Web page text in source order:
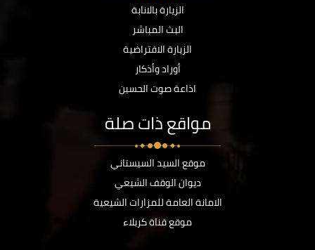
الزيارة بالانابة
البث المباشر
الزيارة الافتراضية
أوراد وأذكار
اذاعة صوت الحسين
مواقع ذات صلة
موقع السيد السيستاني
ديوان الوقف الشيعي
الامانة العامة للمزارات الشيعية
موقع قناة كربلاء